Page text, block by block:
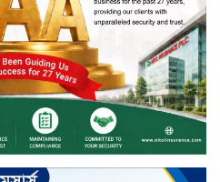
৭,৫০০ এমএএইচ ব্যাটারি
গরিলা গ্লাস ৭আই সুরক্ষা
উন্মোচন করল নতুন রেডমি
জিয়ার গাড়ীতে হামলাকারী
গোত্রীয় সন্ত্রাসীদের গ্রেফতারের